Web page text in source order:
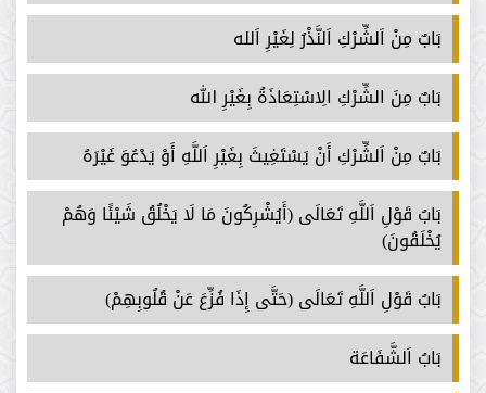
بَابٌ مِنْ اَلشِّرْكِ اَلنَّذْرُ لِغَيْرِ اَلله
بَابٌ مِنَ الشِّرْكِ الِاسْتِعَاذَةُ بِغَيْرِ الله
بَابٌ مِنْ اَلشِّرْكِ أَنْ يَسْتَغِيثَ بِغَيْرِ اَللَّهِ أَوْ يَدْعُوَ غَيْرَهُ
بَابُ قَوْلِ اَللَّهِ تَعَالَى (أَيُشْرِكُونَ مَا لَا يَخْلُقُ شَيْئًا وَهُمْ
يُخْلَقُونَ)
بَابُ قَوْلِ اَللَّهِ تَعَالَى (حَتَّى إِذَا فُزِّعَ عَنْ قُلُوبِهِمْ)
بَابُ اَلشَّفَاعَة